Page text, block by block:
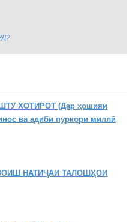
ХОТИРОТ (Дар ҳошияи
ва адиби пуркори миллӣ
НАТИҶАИ ТАЛОШҲОИ